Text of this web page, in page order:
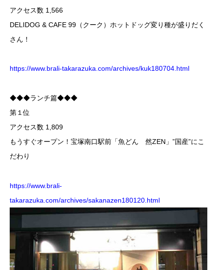
アクセス数 1,566
DELIDOG & CAFE 99（クーク）ホットドッグ変り種が盛りだく
さん！
https://www.brali-takarazuka.com/archives/kuk180704.html
◆◆◆ランチ篇◆◆◆
第１位
アクセス数 1,809
もうすぐオープン！宝塚南口駅前「魚どん 然ZEN」”国産”にこ
だわり
https://www.brali-
takarazuka.com/archives/sakanazen180120.html